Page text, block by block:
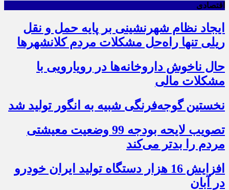
اقتصادی
ایجاد نظام شهرنشینی بر پایه حمل و نقل
ریلی تنها راه‌حل مشکلات مردم کلانشهرها
حال ناخوش داروخانه‌ها در رویارویی با
مشکلات مالی
نخستین گوجه‌فرنگی شبیه به انگور تولید شد
تصویب لایحه بودجه 99 وضعیت معیشتی
مردم را بدتر می‌کند
افزایش 16 هزار دستگاه تولید ایران خودرو
در آبان